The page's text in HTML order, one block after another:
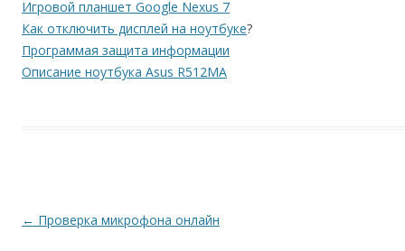
Игровой планшет Google Nexus 7
Как отключить дисплей на ноутбуке?
Программая защита информации
Описание ноутбука Asus R512MA
Навигация по записям
← Проверка микрофона онлайн